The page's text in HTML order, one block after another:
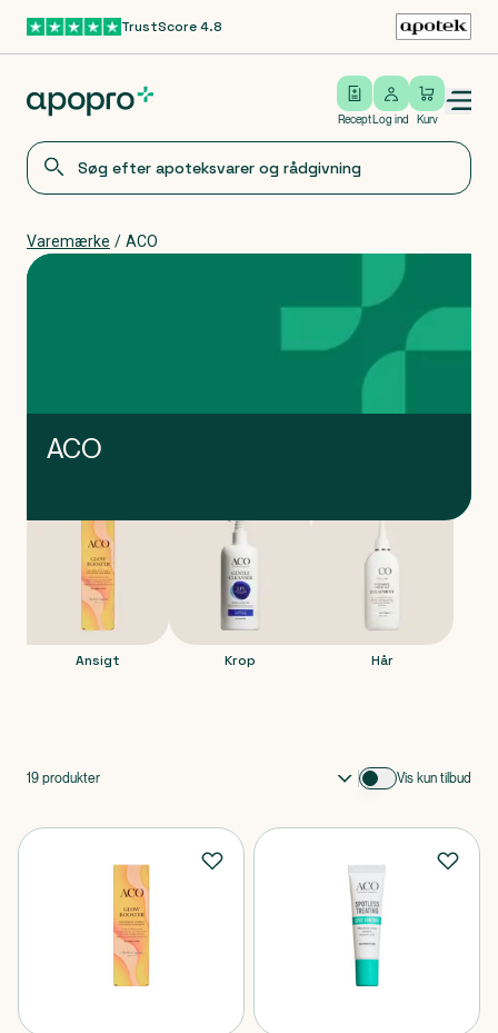
Gå til hovedindholdTrustScore 4.8
Recept
Log ind
Log ind Kurv
Open/close menu
Varemærke / ACO
ACO
Produkter
Ansigt Krop Hår
19 produkter Vis kun tilbud